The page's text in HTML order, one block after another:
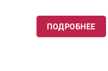
ПОДРОБНЕЕ